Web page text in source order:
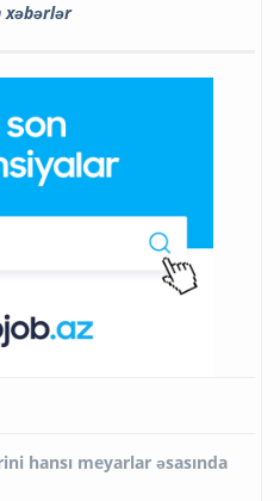
xəbərlər
hansı meyarlar əsasında